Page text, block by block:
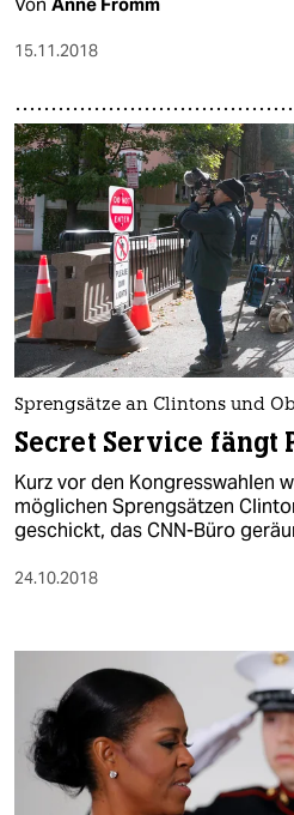
Von Anne Fromm
15.11.2018
Sprengsätze an Clintons und
Secret Service fängt
Kurz vor den Kongresswahlen
möglichen Sprengsätzen
geschickt, das CNN-Büro
24.10.2018